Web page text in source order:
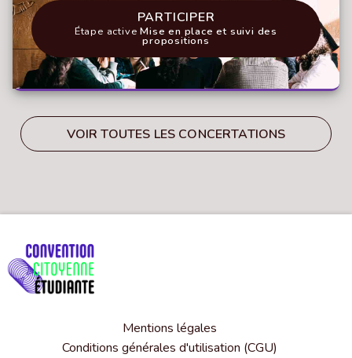
PARTICIPER AU PROCESSUS
PARTICIPER
Étape activeMise en place et suivi des
propositions
VOIR TOUTES LES CONCERTATIONS
Mentions légales
Conditions générales d'utilisation (CGU)